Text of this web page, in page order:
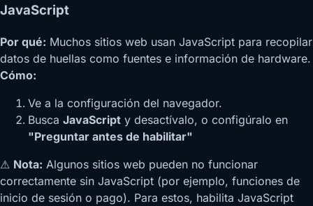
JavaScript
Por qué: Muchos sitios web usan JavaScript para recopilar
datos de huellas como fuentes e información de hardware.
Cómo:
Ve a la configuración del navegador.
Busca JavaScript y desactívalo, o configúralo en
"Preguntar antes de habilitar"
⚠ Nota: Algunos sitios web pueden no funcionar
correctamente sin JavaScript (por ejemplo, funciones de
inicio de sesión o pago). Para estos, habilita JavaScript